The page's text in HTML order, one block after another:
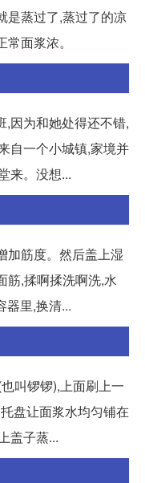
是蒸过了,蒸过了的凉
面浆浓。
,因为和她处得还不错,
自一个小城镇,家境并
来。没想...
加筋度。然后盖上湿
筋,揉啊揉洗啊洗,水
器里,换清...
叫锣锣),上面刷上一
盘让面浆水均匀铺在
盖子蒸...